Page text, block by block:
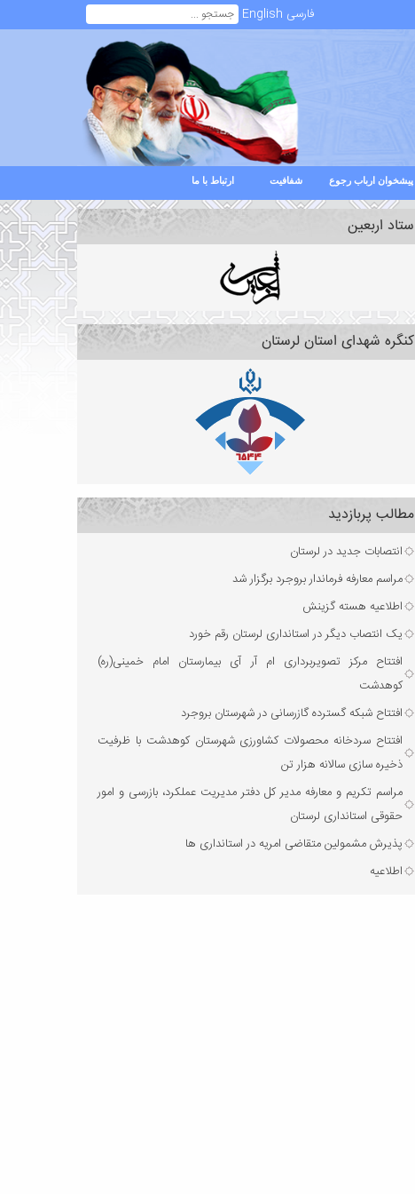
فارسی English
پیشخوان ارباب رجوع شفافیت ارتباط با ما
ستاد اربعین
کنگره شهدای استان لرستان
مطالب پربازدید
انتصابات جدید در لرستان
مراسم معارفه فرماندار بروجرد برگزار شد
اطلاعیه هسته گزینش
یک انتصاب دیگر در استانداری لرستان رقم خورد
افتتاح مرکز تصویربرداری ام آر آی بیمارستان امام خمینی(ره)
کوهدشت
افتتاح شبکه گسترده گازرسانی در شهرستان بروجرد
افتتاح سردخانه محصولات کشاورزی شهرستان کوهدشت با ظرفیت
ذخیره‌ سازی سالانه هزار تن
مراسم تکریم و معارفه مدیر کل دفتر مدیریت عملکرد، بازرسی و امور
حقوقی استانداری لرستان
پذیرش مشمولین متقاضی امریه در استانداری ها
اطلاعیه